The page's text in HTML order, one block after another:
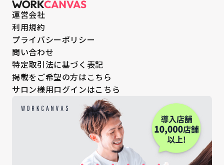
運営会社
利用規約
プライバシーポリシー
問い合わせ
特定取引法に基づく表記
掲載をご希望の方はこちら
サロン様用ログインはこちら